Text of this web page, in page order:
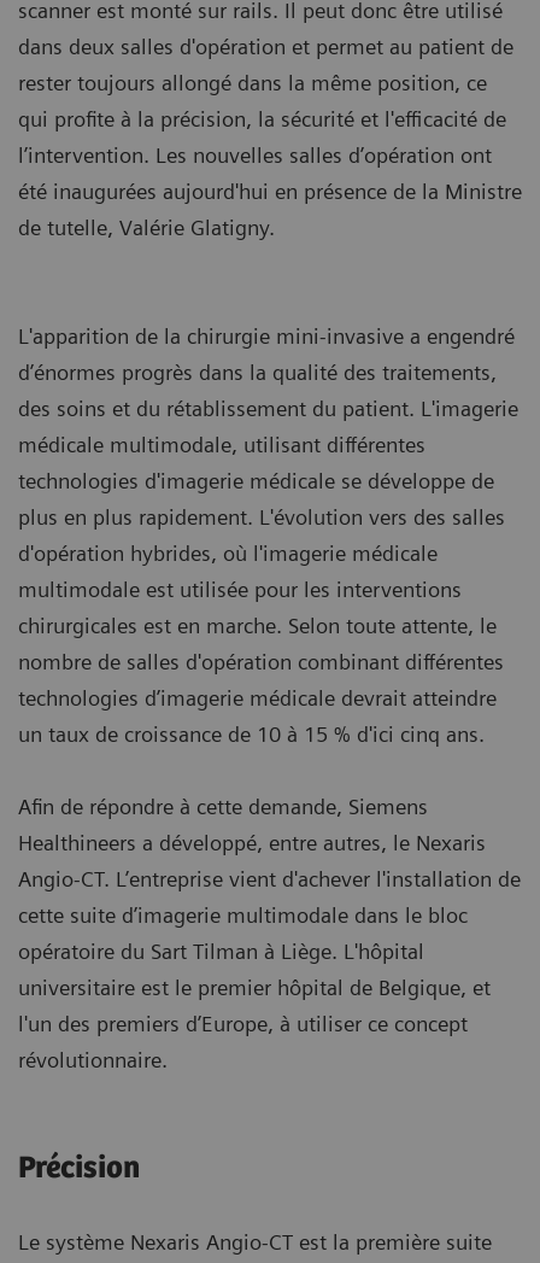
scanner est monté sur rails. Il peut donc être utilisé
dans deux salles d'opération et permet au patient de
rester toujours allongé dans la même position, ce
qui profite à la précision, la sécurité et l'efficacité de
l’intervention. Les nouvelles salles d’opération ont
été inaugurées aujourd'hui en présence de la Ministre
de tutelle, Valérie Glatigny.
L'apparition de la chirurgie mini-invasive a engendré
d’énormes progrès dans la qualité des traitements,
des soins et du rétablissement du patient. L'imagerie
médicale multimodale, utilisant différentes
technologies d'imagerie médicale se développe de
plus en plus rapidement. L'évolution vers des salles
d'opération hybrides, où l'imagerie médicale
multimodale est utilisée pour les interventions
chirurgicales est en marche. Selon toute attente, le
nombre de salles d'opération combinant différentes
technologies d’imagerie médicale devrait atteindre
un taux de croissance de 10 à 15 % d'ici cinq ans.
Afin de répondre à cette demande, Siemens
Healthineers a développé, entre autres, le Nexaris
Angio-CT. L’entreprise vient d'achever l'installation de
cette suite d’imagerie multimodale dans le bloc
opératoire du Sart Tilman à Liège. L'hôpital
universitaire est le premier hôpital de Belgique, et
l'un des premiers d’Europe, à utiliser ce concept
révolutionnaire.
Précision
Le système Nexaris Angio-CT est la première suite